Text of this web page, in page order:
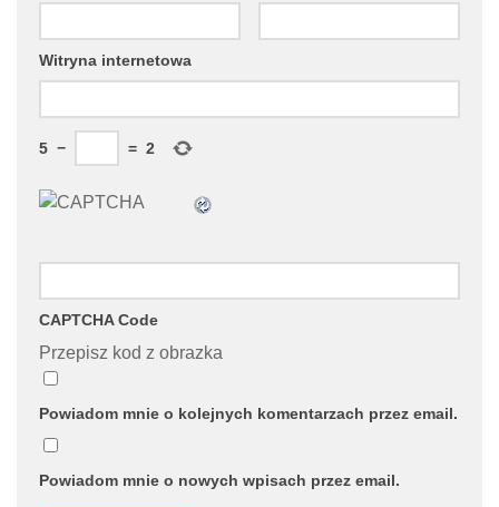
Witryna internetowa
5 − = 2
CAPTCHA Code
Przepisz kod z obrazka
Powiadom mnie o kolejnych komentarzach przez email.
Powiadom mnie o nowych wpisach przez email.